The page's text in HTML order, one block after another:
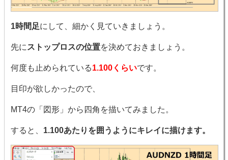
1時間足にして、細かく見ていきましょう。
先にストップロスの位置を決めておきましょう。
何度も止められている1.100くらいです。
目印が欲しかったので、
MT4の「図形」から四角を描いてみました。
すると、 1.100あたりを囲うようにキレイに描けます。